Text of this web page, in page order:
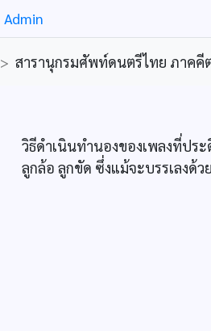
Admin
> สารานุกรมศัพท์ดนตรีไทย ภาคคี
วิธีดำเนินทำนองของเพลงที่ปร
ลูกล้อ ลูกขัด ซึ่งแม้จะบรรเลงด้